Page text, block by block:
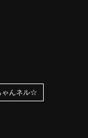
ゃんネル☆